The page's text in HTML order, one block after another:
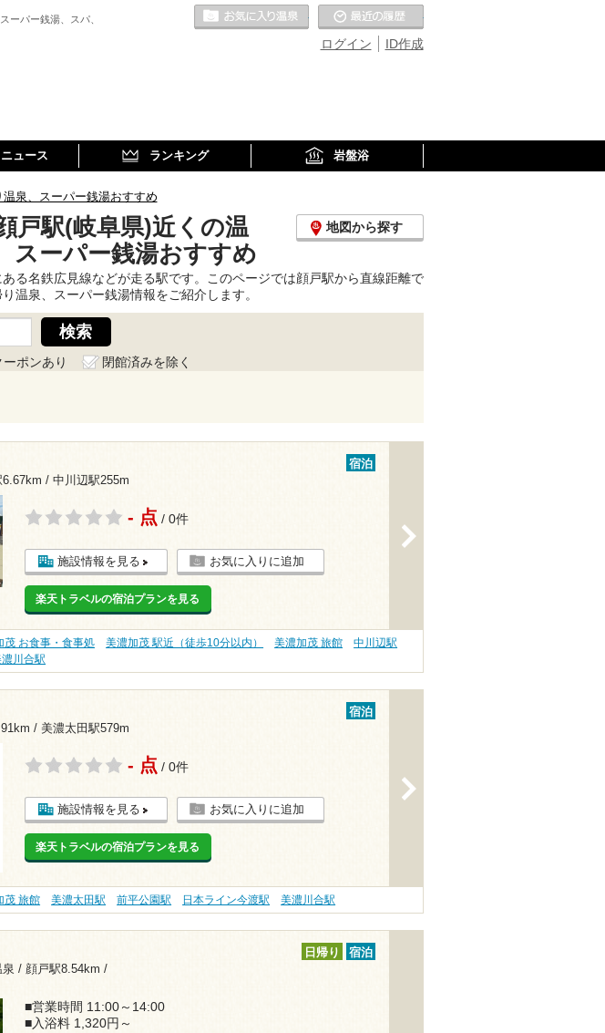
ーパー銭湯、スパ、
ID作成
ログイン
お気に入りの温泉
ュース ランキング 岩盤浴
泉、スーパー銭湯おすすめ
戸駅(岐阜県)近くの温
スーパー銭湯おすすめ
地図から探す
る名鉄広見線などが走る駅です。このページでは顔戸駅から直線距離で
温泉、スーパー銭湯情報をご紹介します。
ーポンあり
閉館済みを除く
6.67km / 中川辺駅255m
宿泊
- 点 / 0件
施設情報を見る お気に入りに追加
楽天トラベルの宿泊プランを見る
茂 お食事・食事処 美濃加茂 駅近（徒歩10分以内） 美濃加茂 旅館
中川辺駅
川合駅
/ 美濃太田駅579m
宿泊
- 点 / 0件
施設情報を見る お気に入りに追加
楽天トラベルの宿泊プランを見る
茂 旅館 美濃太田駅 前平公園駅 日本ライン今渡駅 美濃川合駅
泉 / 顔戸駅8.54km /
日帰り 宿泊
■営業時間 11:00～14:00
■入浴料 1,320円～